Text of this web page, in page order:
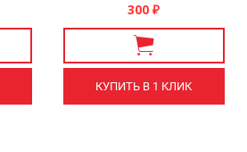
300₽
КУПИТЬ В 1 КЛИК